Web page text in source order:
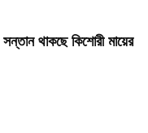
থাকছে কিশোরী মায়ের